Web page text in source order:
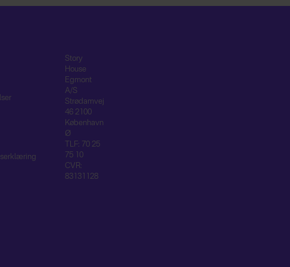
Story
House
Egmont
A/S
Strødamvej
46 2100
København
Ø
TLF: 70 25
75 10
CVR:
83131128